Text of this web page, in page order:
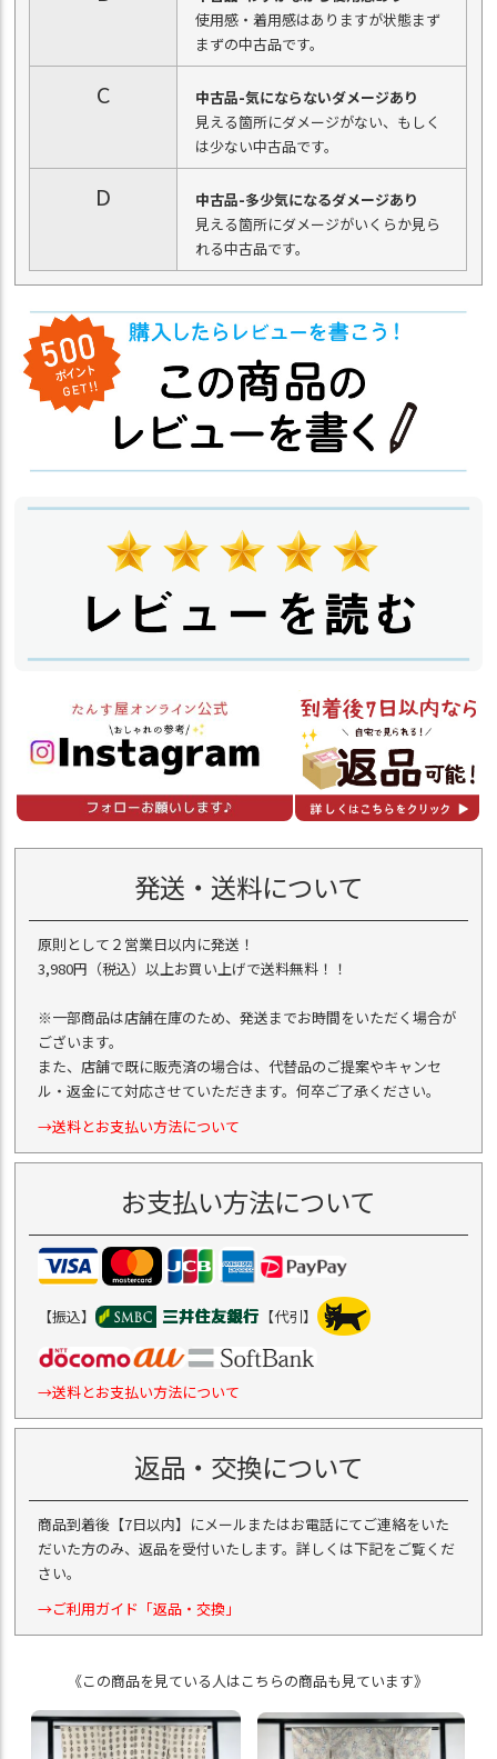
使用感・着用感はありますが状態まず
まずの中古品です。
C
中古品-気にならないダメージあり
見える箇所にダメージがない、もしく
は少ない中古品です。
D
中古品-多少気になるダメージあり
見える箇所にダメージがいくらか見ら
れる中古品です。
発送・送料について
原則として２営業日以内に発送！
3,980円（税込）以上お買い上げで送料無料！！
※一部商品は店舗在庫のため、発送までお時間をいただく場合が
ございます。
また、店舗で既に販売済の場合は、代替品のご提案やキャンセ
ル・返金にて対応させていただきます。何卒ご了承ください。
→送料とお支払い方法について
お支払い方法について
【振込】 【代引】
→送料とお支払い方法について
返品・交換について
商品到着後【7日以内】にメールまたはお電話にてご連絡をいた
だいた方のみ、返品を受付いたします。詳しくは下記をご覧くだ
さい。
→ご利用ガイド「返品・交換」
《この商品を見ている人はこちらの商品も見ています》